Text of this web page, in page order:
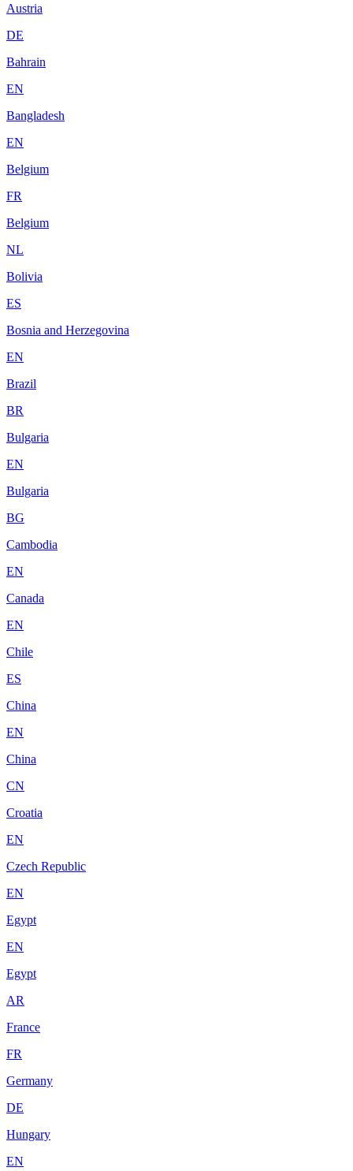
Austria
DE
Bahrain
EN
Bangladesh
EN
Belgium
FR
Belgium
NL
Bolivia
ES
Bosnia and Herzegovina
EN
Brazil
BR
Bulgaria
EN
Bulgaria
BG
Cambodia
EN
Canada
EN
Chile
ES
China
EN
China
CN
Croatia
EN
Czech Republic
EN
Egypt
EN
Egypt
AR
France
FR
Germany
DE
Hungary
EN